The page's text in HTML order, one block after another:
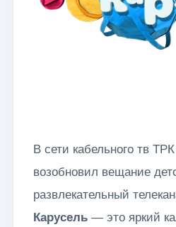
В сети кабельного тв
возобновил вещание
развлекательный
Карусель— это яркий